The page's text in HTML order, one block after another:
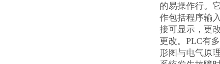
的易操作行。
作包括程序输
接可显示，更
更改。PLC有
形图与电气原